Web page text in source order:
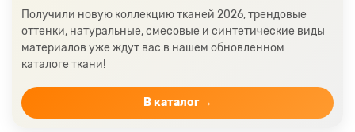
Изумрудный цвет ткани
Ткани зеленого цвета
Ткани желтого цвета
Ткани цвета индиго
Цвет ткани бежевый
Получили новую коллекцию тканей 2026, трендовые
оттенки, натуральные, смесовые и синтетические виды
материалов уже ждут вас в нашем обновленном
каталоге ткани!
В каталог →